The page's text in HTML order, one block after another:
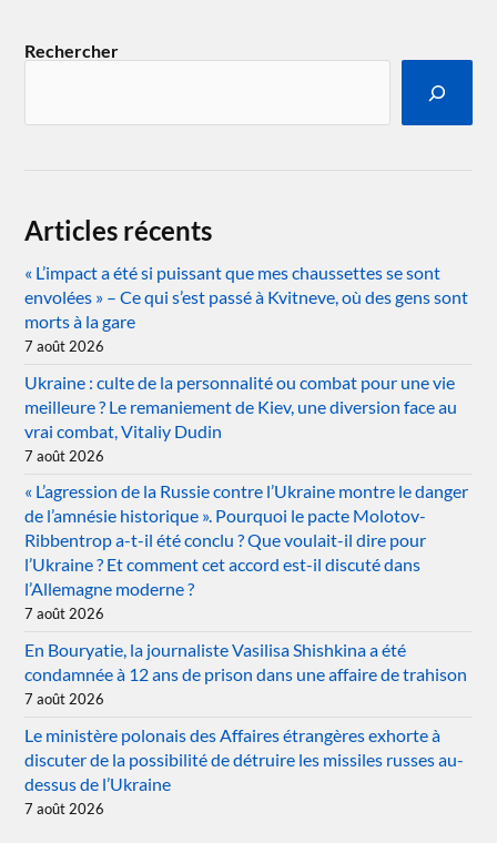
Rechercher
Articles récents
« L’impact a été si puissant que mes chaussettes se sont
envolées » – Ce qui s’est passé à Kvitneve, où des gens sont
morts à la gare
7 août 2026
Ukraine : culte de la personnalité ou combat pour une vie
meilleure ? Le remaniement de Kiev, une diversion face au
vrai combat, Vitaliy Dudin
7 août 2026
« L’agression de la Russie contre l’Ukraine montre le danger
de l’amnésie historique ». Pourquoi le pacte Molotov-
Ribbentrop a-t-il été conclu ? Que voulait-il dire pour
l’Ukraine ? Et comment cet accord est-il discuté dans
l’Allemagne moderne ?
7 août 2026
En Bouryatie, la journaliste Vasilisa Shishkina a été
condamnée à 12 ans de prison dans une affaire de trahison
7 août 2026
Le ministère polonais des Affaires étrangères exhorte à
discuter de la possibilité de détruire les missiles russes au-
dessus de l’Ukraine
7 août 2026